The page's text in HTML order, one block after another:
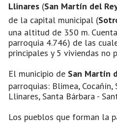
Llinares (San Martín del
de la capital municipal (
una altitud de 350 m.
parroquia 4.746) de las
principales y 5 viviendas no
El municipio de San Martín
parroquias: Blimea,
Llinares, Santa Bárbara -
Los pueblos que forman la